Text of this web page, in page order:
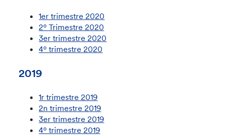
1er trimestre 2020
2º Trimestre 2020
3er trimestre 2020
4º trimestre 2020
2019
1r trimestre 2019
2n trimestre 2019
3er trimestre 2019
4º trimestre 2019